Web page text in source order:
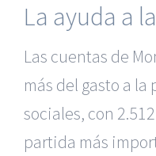
La ayuda a
Las cuentas de
más del gasto a
sociales, con
partida más